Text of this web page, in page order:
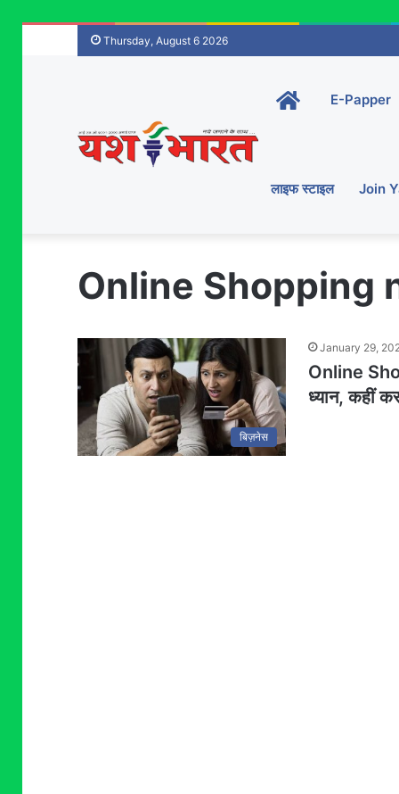
Thursday, August 6 2026
Home-
main
E-Papper
लाइफ स्टाइल Join
Online Shopping
बिज़नेस
January 29,
Online
ध्यान, कहीं